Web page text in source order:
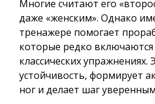
Многие считают его
даже «женским». Однако
тренажере помогает
которые редко включаются
классических
устойчивость, формирует
ног и делает шаг